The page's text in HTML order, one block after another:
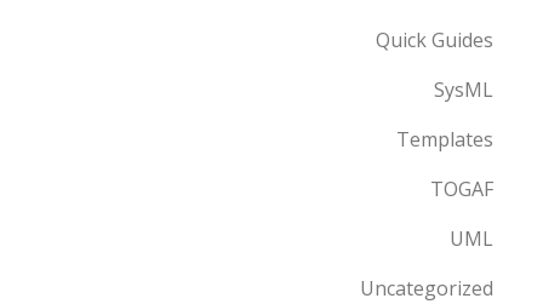
Quick Guides
SysML
Templates
TOGAF
UML
Uncategorized